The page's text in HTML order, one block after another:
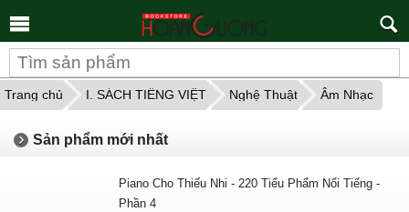
Trang chủ I. SÁCH TIẾNG VIỆT Nghệ Thuật Âm Nhạc
Sản phẩm mới nhất
Piano Cho Thiếu Nhi - 220 Tiểu Phẩm Nổi Tiếng -
Phần 4